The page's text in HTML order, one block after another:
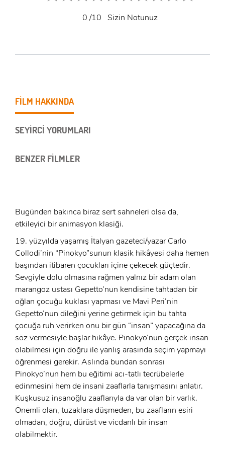
x
ÜYE OL
0/10 Sizin Notunuz
FİLM HAKKINDA
SEYİRCİ YORUMLARI
BENZER FİLMLER
Bugünden bakınca biraz sert sahneleri olsa da,
etkileyici bir animasyon klasiği.
19. yüzyılda yaşamış İtalyan gazeteci/yazar Carlo
Collodi’nin “Pinokyo”sunun klasik hikâyesi daha hemen
başından itibaren çocukları içine çekecek güçtedir.
Sevgiyle dolu olmasına rağmen yalnız bir adam olan
marangoz ustası Gepetto’nun kendisine tahtadan bir
oğlan çocuğu kuklası yapması ve Mavi Peri’nin
Gepetto’nun dileğini yerine getirmek için bu tahta
çocuğa ruh verirken onu bir gün “insan” yapacağına da
söz vermesiyle başlar hikâye. Pinokyo’nun gerçek insan
olabilmesi için doğru ile yanlış arasında seçim yapmayı
öğrenmesi gerekir. Aslında bundan sonrası
Pinokyo’nun hem bu eğitimi acı-tatlı tecrübelerle
edinmesini hem de insani zaaflarla tanışmasını anlatır.
Kuşkusuz insanoğlu zaaflarıyla da var olan bir varlık.
Önemli olan, tuzaklara düşmeden, bu zaafların esiri
olmadan, doğru, dürüst ve vicdanlı bir insan
olabilmektir.